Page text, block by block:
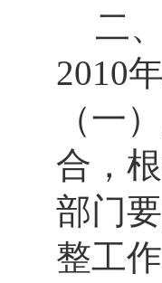
二
2010
（一
合，
部门
整工